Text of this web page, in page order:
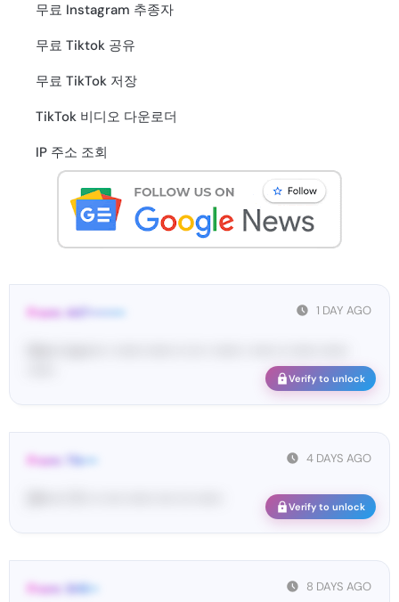
무료 Instagram 추종자
무료 Tiktok 공유
무료 TikTok 저장
TikTok 비디오 다운로더
IP 주소 조회
1 DAY AGO
From: 447••••••••
Verify to unlock
4 DAYS AGO
From: Tik•••
Verify to unlock
8 DAYS AGO
From: SHE••